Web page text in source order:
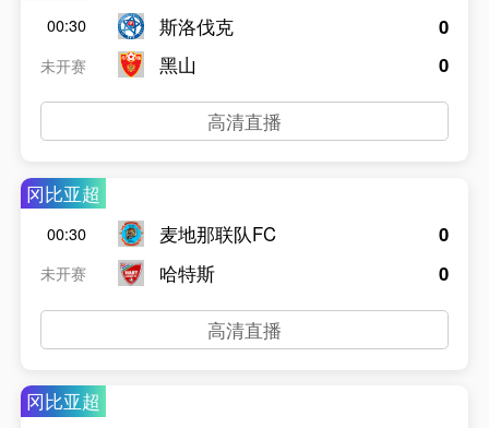
00:30
未开赛
斯洛伐克
黑山
0
0
高清直播
冈比亚超
00:30
未开赛
麦地那联队FC
哈特斯
0
0
高清直播
冈比亚超